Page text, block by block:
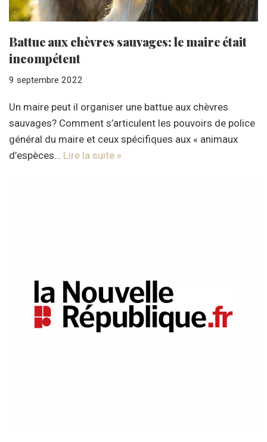
Battue aux chèvres sauvages: le maire était
incompétent
9 septembre 2022
Un maire peut il organiser une battue aux chèvres
sauvages? Comment s’articulent les pouvoirs de police
général du maire et ceux spécifiques aux « animaux
d’espèces… Lire la suite »